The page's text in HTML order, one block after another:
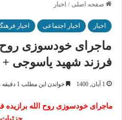
صفحه اصلی / اخبار
اخبار اخبار اجتماعی اخبار
ماجرای خودسوزی روح
فرزند شهید یاسوجی
1 آبان, 1400 خواندن این مطلب 1 دقیقه زمان میبرد
ماجرای خودسوزی روح الله